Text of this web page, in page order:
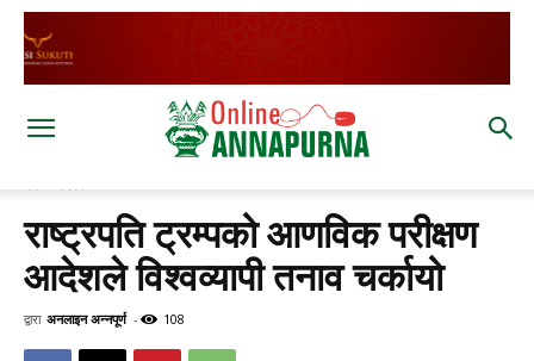
घर विश्व
राष्ट्रपति ट्रम्पको आणविक परीक्षण
आदेशले विश्वव्यापी तनाव चर्कायो
द्वारा अनलाइन अन्नपूर्ण - 108